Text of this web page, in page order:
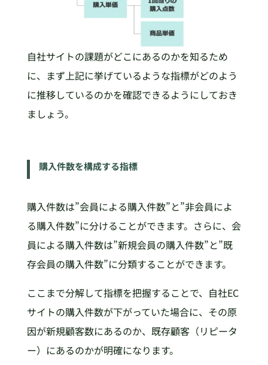
自社サイトの課題がどこにあるのかを知るため
に、まず上記に挙げているような指標がどのよう
に推移しているのかを確認できるようにしておき
ましょう。
購入件数を構成する指標
購入件数は”会員による購入件数”と”非会員によ
る購入件数”に分けることができます。さらに、会
員による購入件数は”新規会員の購入件数”と”既
存会員の購入件数”に分類することができます。
ここまで分解して指標を把握することで、自社EC
サイトの購入件数が下がっていた場合に、その原
因が新規顧客数にあるのか、既存顧客（リピータ
ー）にあるのかが明確になります。